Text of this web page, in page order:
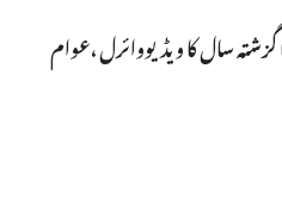
گزشتہ سال کا ویڈیووائرل ،عوام